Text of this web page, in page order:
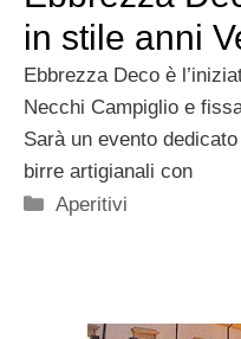
in stile anni
Ebbrezza Deco è
Necchi Campiglio e
Sarà un evento
birre artigianali con
Categorie
Aperitivi